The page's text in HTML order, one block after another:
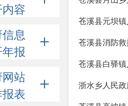
容
息
报
站
表
苍溪县元坝
苍溪县消防
苍溪县白驿
浙水乡人民